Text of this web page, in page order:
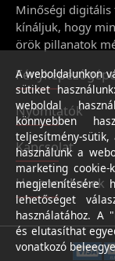
Minőségi digitális
kínáljuk, hogy
örök pillanatok
Nyomtatók
Kapcsolat
Hasznos linkek
A weboldalunkon
sütiket
weboldal
könnyebben
teljesítmény-
használunk a
marketing
megjelenítésére
lehetőséget
használatához. A
és elutasíthat
vonatkozó